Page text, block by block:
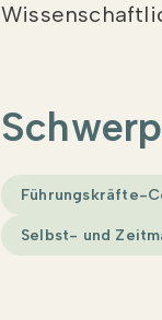
Führungskräfte-
Selbst- und